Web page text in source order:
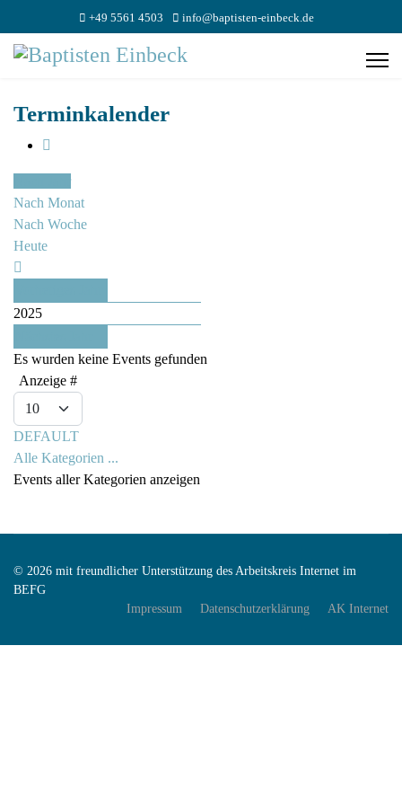
+49 5561 4503 info@baptisten-einbeck.de
Terminkalender
Nach Monat
Nach Woche
Heute
2025
Es wurden keine Events gefunden
Limite der Paginierungsliste
Anzeige #
DEFAULT
Alle Kategorien ...
Events aller Kategorien anzeigen
© 2026 mit freundlicher Unterstützung des Arbeitskreis Internet im
BEFG
Impressum
Datenschutzerklärung AK Internet